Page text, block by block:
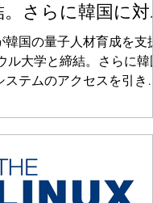
さらに韓国に対
テムのアクセスを
供
国の量子人材育成を支援
ル大学と締結。さらに韓
テムのアクセスを引き続